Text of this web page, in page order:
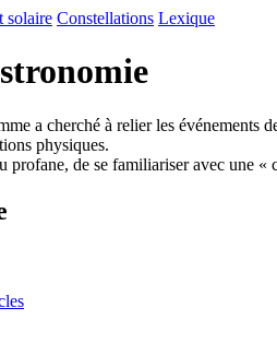
solaire Constellations Lexique
a cherché à relier les
physiques.
profane, de se familiariser avec une